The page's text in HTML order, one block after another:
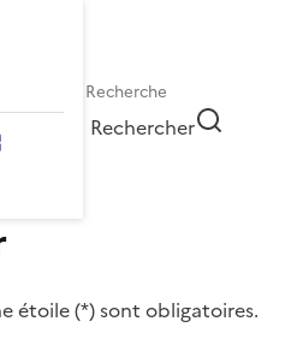
Rechercher
étoile (*) sont obligatoires.